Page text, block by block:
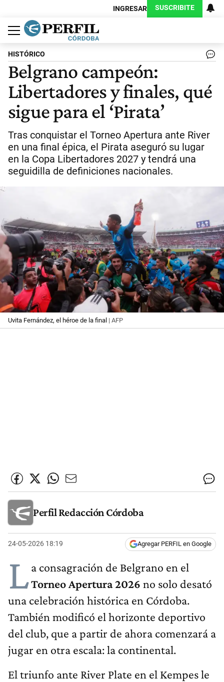
INGRESAR SUSCRIBITE
Política
Economía
Judiciales
Sociedad
Cultura
Espectáculos
Deportes
Protagonistas
HISTÓRICO
Belgrano campeón:
Libertadores y finales, qué
sigue para el ‘Pirata’
Tras conquistar el Torneo Apertura ante River
en una final épica, el Pirata aseguró su lugar
en la Copa Libertadores 2027 y tendrá una
seguidilla de definiciones nacionales.
Uvita Fernández, el héroe de la final | AFP
Perfil Redacción Córdoba
24-05-2026 18:19 Agregar PERFIL en Google
La consagración de Belgrano en el
Torneo Apertura 2026 no solo desató
una celebración histórica en Córdoba.
También modificó el horizonte deportivo
del club, que a partir de ahora comenzará a
jugar en otra escala: la continental.
El triunfo ante River Plate en el Kempes le